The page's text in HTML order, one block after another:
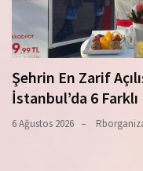
Şehrin En Zarif
İstanbul’da 6
6 Ağustos 2026